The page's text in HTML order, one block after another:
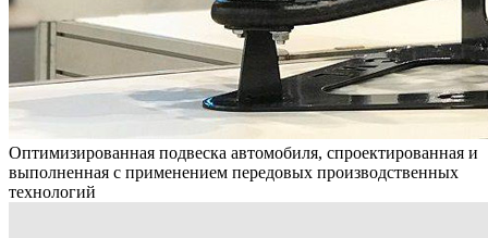
Оптимизированная подвеска автомобиля, спроектированная и
выполненная с применением передовых производственных
технологий